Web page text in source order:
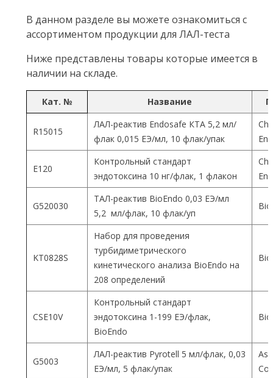
В данном разделе вы можете ознакомиться с
ассортиментом продукции для ЛАЛ-теста
Ниже представлены товары которые имеется в
наличии на складе.
Кат. № Название
R15015
ЛАЛ-реактив Endosafe КТА 5,2 мл/
флак 0,015 ЕЭ/мл, 10 флак/упак
Е120
Контрольный стандарт
эндотоксина 10 нг/флак, 1 флакон
G520030
ТАЛ-реактив BioEndo 0,03 ЕЭ/мл
5,2 мл/флак, 10 флак/уп
KT0828S
Набор для проведения
турбидиметрического
кинетического анализа BioEndo на
208 определений
CSE10V
Контрольный стандарт
эндотоксина 1-199 ЕЭ/флак,
BioEndo
G5003
ЛАЛ-реактив Pyrotell 5 мл/флак, 0,03
ЕЭ/мл, 5 флак/упак